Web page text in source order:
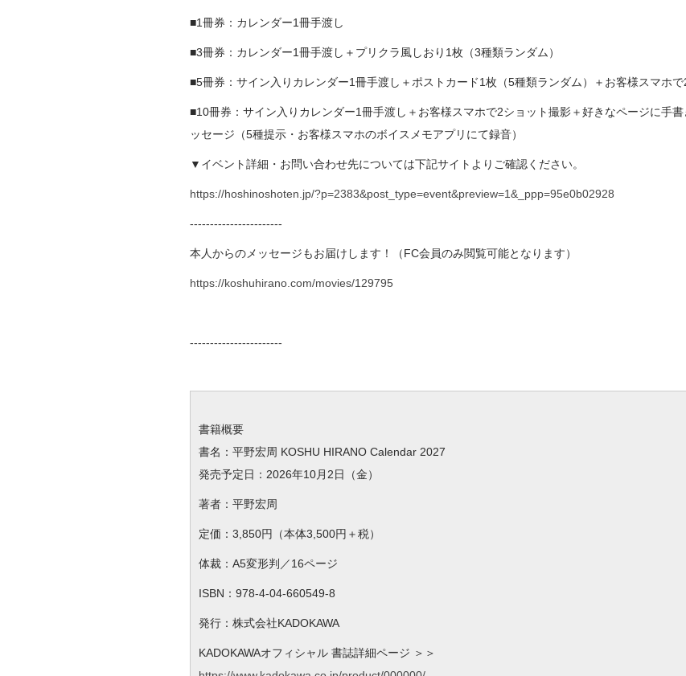
■1冊券：カレンダー1冊手渡し
■3冊券：カレンダー1冊手渡し＋プリクラ風しおり1枚（3種類ランダム）
■5冊券：サイン入りカレンダー1冊手渡し＋ポストカード1枚（5種類ランダム）＋お客様スマホ
■10冊券：サイン入りカレンダー1冊手渡し＋お客様スマホで2ショット撮影＋好きなページに手
ッセージ（5種提示・お客様スマホのボイスメモアプリにて録音）
▼イベント詳細・お問い合わせ先については下記サイトよりご確認ください。
https://hoshinoshoten.jp/?p=2383&post_type=event&preview=1&_ppp=95e0b02928
-----------------------
本人からのメッセージもお届けします！（FC会員のみ閲覧可能となります）
https://koshuhirano.com/movies/129795
-----------------------
書籍概要
書名：平野宏周 KOSHU HIRANO Calendar 2027
発売予定日：2026年10月2日（金）
著者：平野宏周
定価：3,850円（本体3,500円＋税）
体裁：A5変形判／16ページ
ISBN：978-4-04-660549-8
発行：株式会社KADOKAWA
KADOKAWAオフィシャル 書誌詳細ページ ＞＞